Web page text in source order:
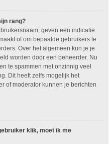
rang?
geven een indicatie
of om bepaalde gebruikers te
Over het algemeen kun je je
worden door een beheerder. Nu
te spammen met onzinnig veel
Dit heeft zelfs mogelijk het
of moderator kunnen je berichten
klik, moet ik me